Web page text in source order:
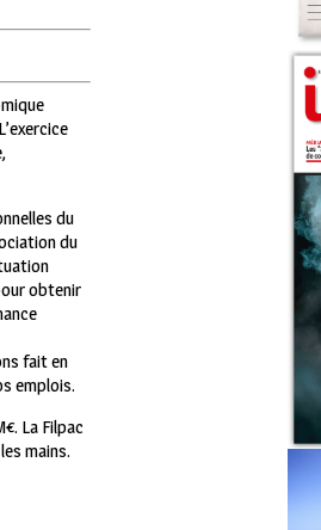
du
du
obtenir
fait en
emplois.
La Filpac
mains.